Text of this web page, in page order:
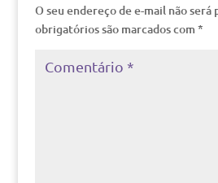
O seu endereço de e-mail não será
obrigatórios são marcados com *